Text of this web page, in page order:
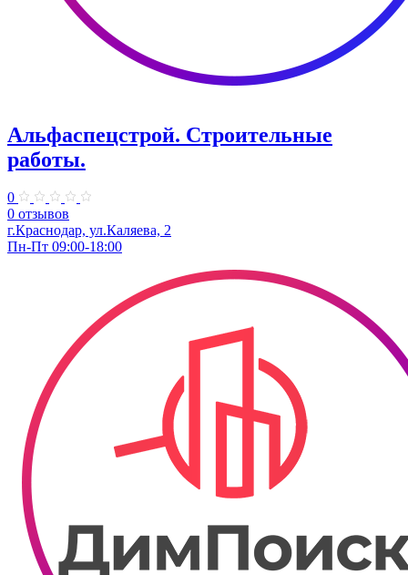
Альфаспецстрой. Строительные
работы.
0
0 отзывов
г.Краснодар, ул.Каляева, 2
Пн-Пт 09:00-18:00